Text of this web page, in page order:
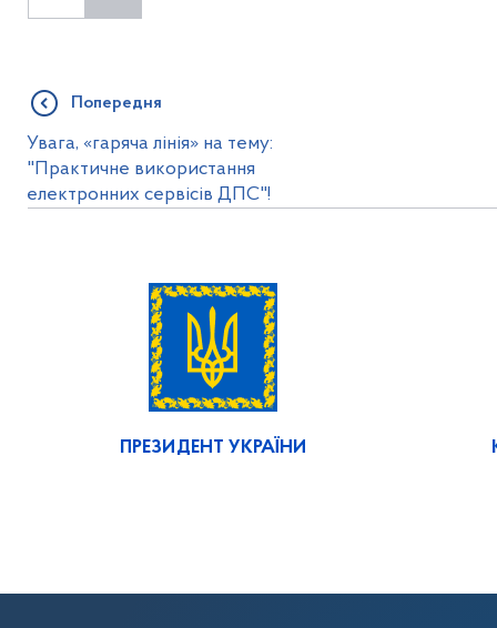
Попередня
Увага, «гаряча лінія» на тему:
"Практичне використання
електронних сервісів ДПС"!
ПРЕЗИДЕНТ УКРАЇНИ